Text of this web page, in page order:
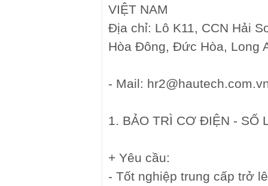
VIỆT NAM
Địa chỉ: Lô K11, CCN Hải
Hòa Đông, Đức Hòa, Long
- Mail:
1. BẢO TRÌ CƠ ĐIỆN - SỐ
+ Yêu cầu:
- Tốt nghiệp trung cấp trở